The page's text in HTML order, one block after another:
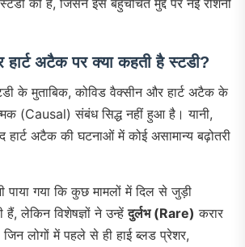
अटैक पर क्या कहती है स्टडी?
के मुताबिक, कोविड वैक्सीन और हार्ट अटैक के
(Causal) संबंध सिद्ध नहीं हुआ है। यानी,
अटैक की घटनाओं में कोई असामान्य बढ़ोतरी
पाया गया कि कुछ मामलों में दिल से जुड़ी
हैं, लेकिन विशेषज्ञों ने उन्हेंदुर्लभ (Rare) करार
लोगों में पहले से ही हाई ब्लड प्रेशर,